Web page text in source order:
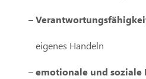
–
eigenes Handeln
–emotionale und soziale